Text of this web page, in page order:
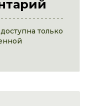
только